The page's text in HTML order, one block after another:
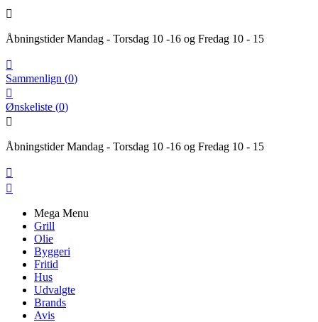

Åbningstider Mandag - Torsdag 10 -16 og Fredag 10 - 15

Sammenlign (0)

Ønskeliste (0)

Åbningstider Mandag - Torsdag 10 -16 og Fredag 10 - 15


Mega Menu
Grill
Olie
Byggeri
Fritid
Hus
Udvalgte
Brands
Avis